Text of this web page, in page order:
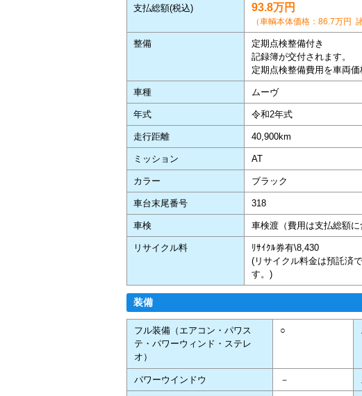
支払総額(税込) 93.8万円
（車輌本体価格：86.7万円
整備
定期点検整備付き
記録簿が交付されます。
定期点検整備費用を車両価
車種 ムーヴ
年式 令和2年式
走行距離 40,900km
ミッション AT
カラー ブラック
車台末尾番号 318
車検 車検渡（費用は支払総額に
リサイクル料
ﾘｻｲｸﾙ券有\8,430
(リサイクル料金は預託済
す。)
装備
フル装備（エアコン・パワス
テ・パワーウィンド・ステレ
オ）
○
パワーウインドウ －